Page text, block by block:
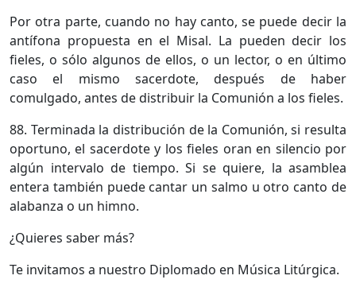
Por otra parte, cuando no hay canto, se puede decir la
antífona propuesta en el Misal. La pueden decir los
fieles, o sólo algunos de ellos, o un lector, o en último
caso el mismo sacerdote, después de haber
comulgado, antes de distribuir la Comunión a los fieles.
88. Terminada la distribución de la Comunión, si resulta
oportuno, el sacerdote y los fieles oran en silencio por
algún intervalo de tiempo. Si se quiere, la asamblea
entera también puede cantar un salmo u otro canto de
alabanza o un himno.
¿Quieres saber más?
Te invitamos a nuestro Diplomado en Música Litúrgica.